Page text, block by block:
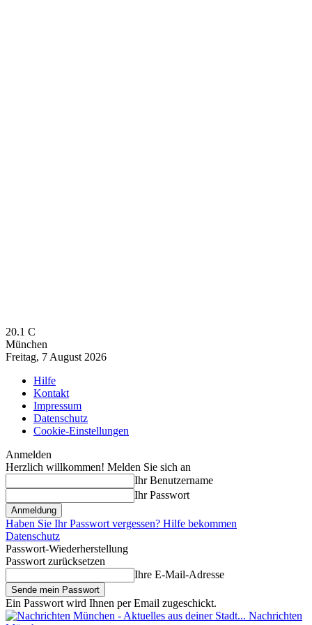
20.1 C
München
Freitag, 7 August 2026
Hilfe
Kontakt
Impressum
Datenschutz
Cookie-Einstellungen
Anmelden
Herzlich willkommen! Melden Sie sich an
Ihr Benutzername
Ihr Passwort
Haben Sie Ihr Passwort vergessen? Hilfe bekommen
Datenschutz
Passwort-Wiederherstellung
Passwort zurücksetzen
Ihre E-Mail-Adresse
Ein Passwort wird Ihnen per Email zugeschickt.
Nachrichten